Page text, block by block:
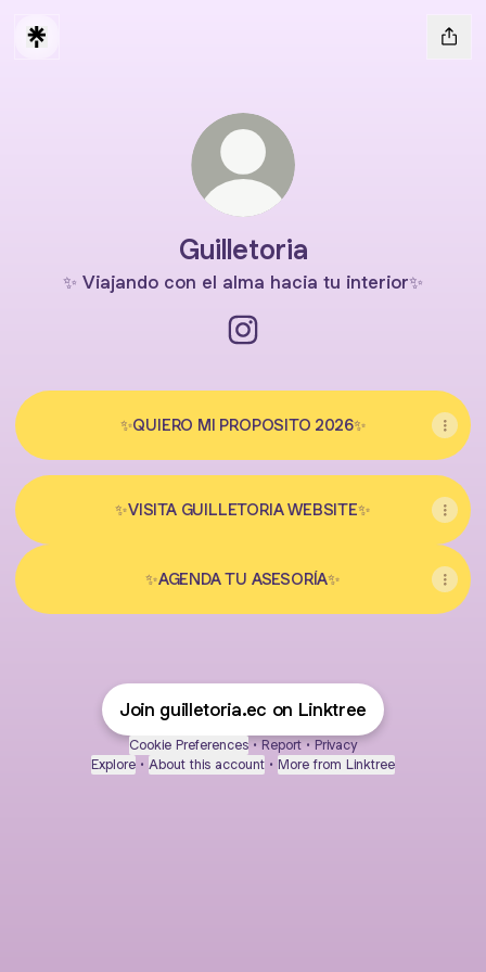
Guilletoria
✨ Viajando con el alma hacia tu interior✨
✨QUIERO MI PROPOSITO 2026✨
✨VISITA GUILLETORIA WEBSITE✨
✨AGENDA TU ASESORÍA✨
Join guilletoria.ec on Linktree
Cookie Preferences • Report • Privacy
Explore • About this account • More from Linktree